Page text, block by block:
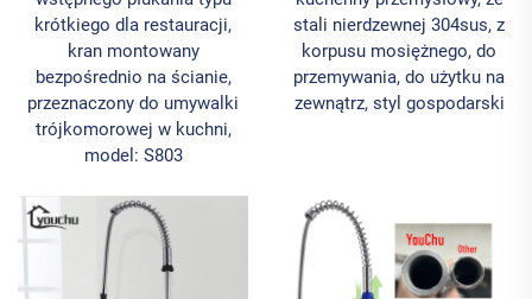
krótkiego dla restauracji,
kran montowany
bezpośrednio na ścianie,
przeznaczony do umywalki
trójkomorowej w kuchni,
model: S803
stali nierdzewnej 304sus, z
korpusu mosiężnego, do
przemywania, do użytku na
zewnątrz, styl gospodarski